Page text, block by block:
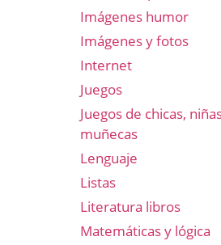
Imágenes humor
Imágenes y fotos
Internet
Juegos
Juegos de chicas,
muñecas
Lenguaje
Listas
Literatura libros
Matemáticas y lógica